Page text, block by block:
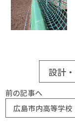
設計
前の記事へ
広島市内高等学校